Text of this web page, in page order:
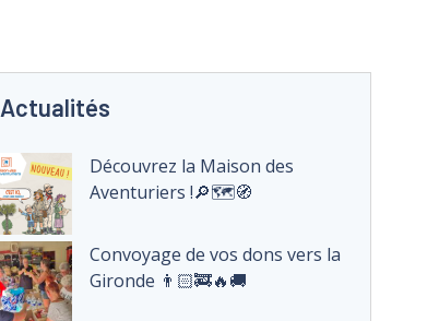
Actualités
Découvrez la Maison des
Aventuriers !🔎🗺️🧭
Convoyage de vos dons vers la
Gironde 👨🏻‍🚒🔥🚚